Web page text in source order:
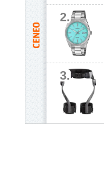
2.
3.